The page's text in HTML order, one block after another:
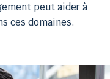
peut aider à
ces domaines.